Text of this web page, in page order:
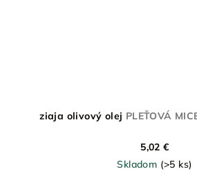
ziaja olivový olej PLEŤOVÁ
5,02 €
Skladom (>5 ks)